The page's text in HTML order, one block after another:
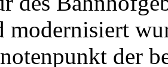
modernisiert
der